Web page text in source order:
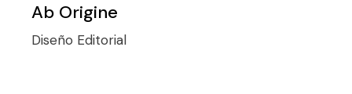
Ab Origine
Diseño Editorial